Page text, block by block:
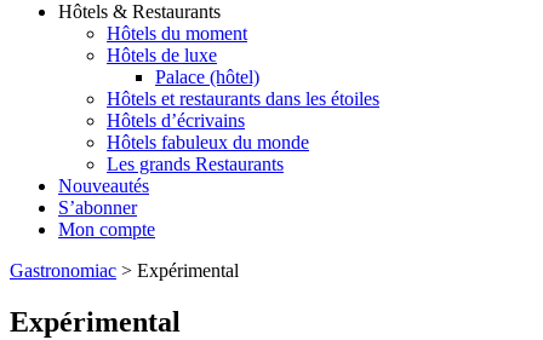
Hôtels & Restaurants
Hôtels du moment
Hôtels de luxe
Palace (hôtel)
Hôtels et restaurants dans les étoiles
Hôtels d’écrivains
Hôtels fabuleux du monde
Les grands Restaurants
Nouveautés
S’abonner
Mon compte
Gastronomiac > Expérimental
Expérimental